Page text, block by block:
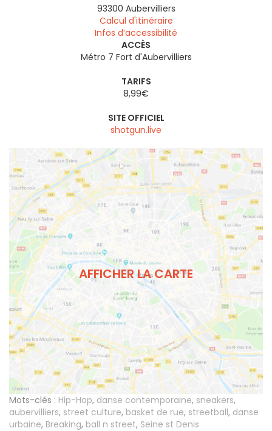
93300 Aubervilliers
Calcul d'itinéraire
Infos d’accessibilité
ACCÈS
Métro 7 Fort d'Aubervilliers
TARIFS
8,99€
SITE OFFICIEL
shotgun.live
AFFICHER LA CARTE
Mots-clés : Hip-Hop, danse contemporaine, sneakers,
aubervilliers, street culture, basket de rue, streetball, danse
urbaine, Breaking, ball n street, Seine st Denis